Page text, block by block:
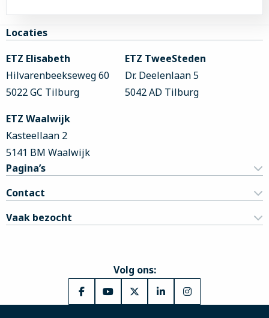
Site
footer
Locaties
ETZ Elisabeth
Hilvarenbeekseweg 60
5022 GC Tilburg
ETZ TweeSteden
Dr. Deelenlaan 5
5042 AD Tilburg
ETZ Waalwijk
Kasteellaan 2
5141 BM Waalwijk
Pagina’s
Contact
Vaak bezocht
Volg ons:
Ga
Ga
Ga
Ga
Ga